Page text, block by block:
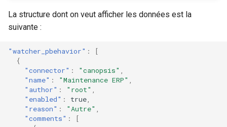
La structure dont on veut afficher les données est la
suivante :
"watcher_pbehavior" :
[
{
"connector" : "canopsis" ,
"name" : "Maintenance ERP" ,
"author" : "root" ,
"enabled" : true,
"reason" : "Autre" ,
"comments" :
[